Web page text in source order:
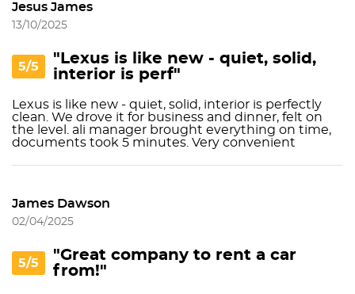
Jesus James
13/10/2025
5/5
"Lexus is like new - quiet, solid,
interior is perf"
Lexus is like new - quiet, solid, interior is perfectly
clean. We drove it for business and dinner, felt on
the level. ali manager brought everything on time,
documents took 5 minutes. Very convenient
James Dawson
02/04/2025
5/5
"Great company to rent a car
from!"